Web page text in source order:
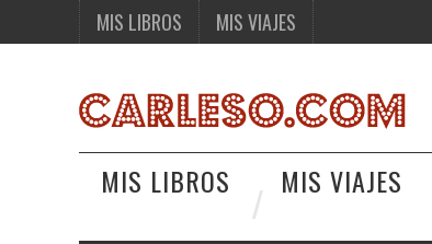
MIS LIBROS MIS VIAJES
MIS LIBROS MIS VIAJES